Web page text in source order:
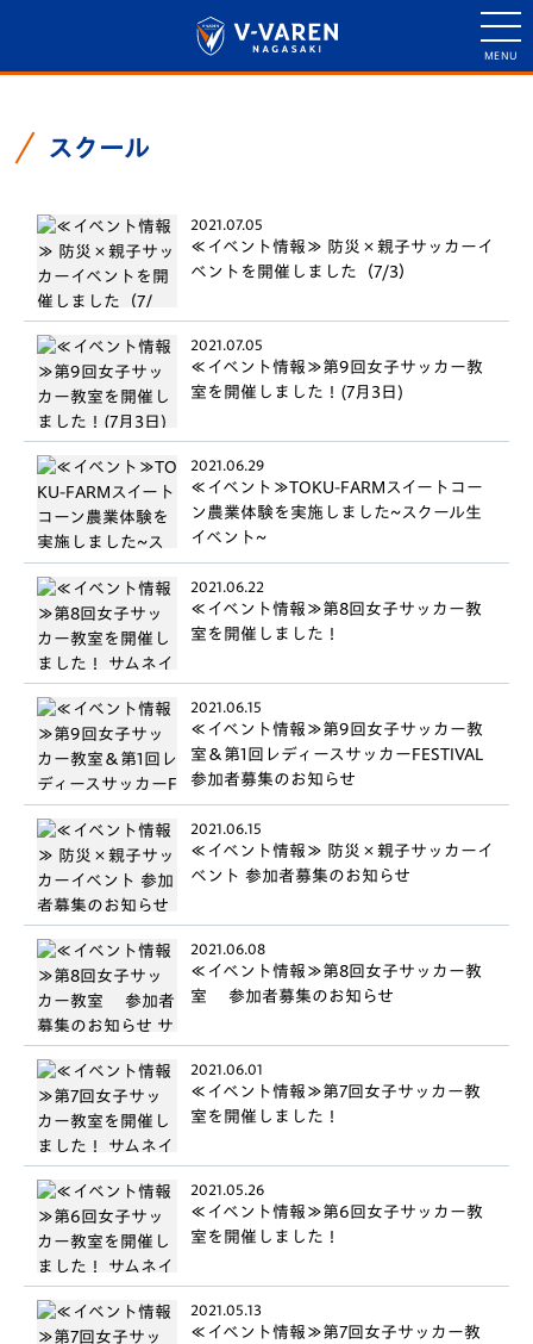
スクール
2021.07.05
≪イベント情報≫ 防災×親子サッカーイ
ベントを開催しました（7/3）
2021.07.05
≪イベント情報≫第9回女子サッカー教
室を開催しました！(7月3日)
2021.06.29
≪イベント≫TOKU-FARMスイートコー
ン農業体験を実施しました~スクール生
イベント~
2021.06.22
≪イベント情報≫第8回女子サッカー教
室を開催しました！
2021.06.15
≪イベント情報≫第9回女子サッカー教
室＆第1回レディースサッカーFESTIVAL
参加者募集のお知らせ
2021.06.15
≪イベント情報≫ 防災×親子サッカーイ
ベント 参加者募集のお知らせ
2021.06.08
≪イベント情報≫第8回女子サッカー教
室 参加者募集のお知らせ
2021.06.01
≪イベント情報≫第7回女子サッカー教
室を開催しました！
2021.05.26
≪イベント情報≫第6回女子サッカー教
室を開催しました！
2021.05.13
≪イベント情報≫第7回女子サッカー教